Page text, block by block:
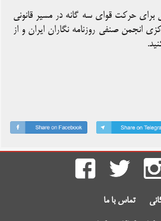
برای حرکت قوای سه گانه در مسیر قانونی
انجمن صنفی روزنامه نگاران ایران و از
تماس با ما